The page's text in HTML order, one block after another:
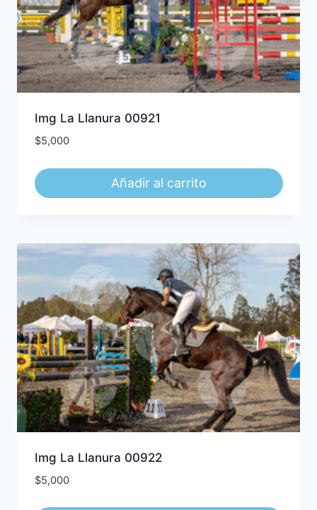
Img La Llanura 00921
$5,000
Añadir al carrito
Img La Llanura 00922
$5,000